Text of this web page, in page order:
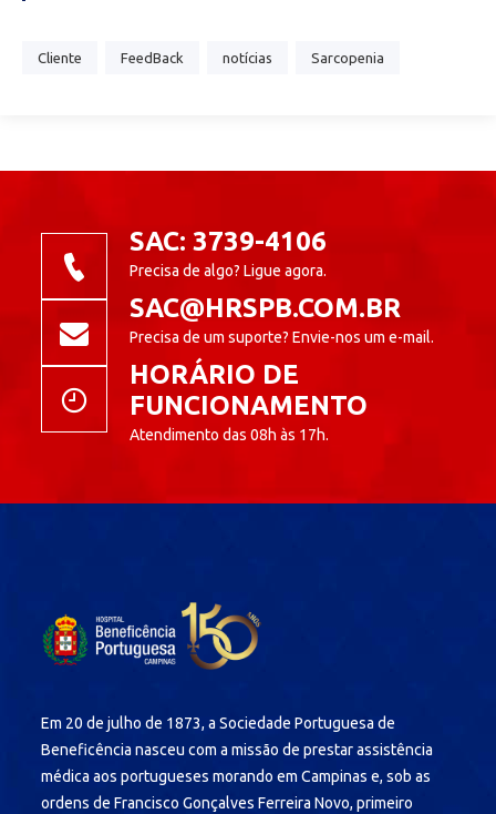
Cliente FeedBack notícias Sarcopenia
SAC: 3739-4106
Precisa de algo? Ligue agora.
SAC@HRSPB.COM.BR
Precisa de um suporte? Envie-nos um e-mail.
HORÁRIO DE
FUNCIONAMENTO
Atendimento das 08h às 17h.
Em 20 de julho de 1873, a Sociedade Portuguesa de
Beneficência nasceu com a missão de prestar assistência
médica aos portugueses morando em Campinas e, sob as
ordens de Francisco Gonçalves Ferreira Novo, primeiro